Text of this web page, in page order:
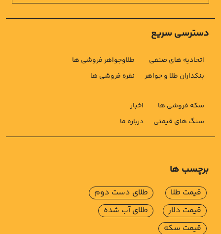
دسترسی سریع
اتحادیه های صنفی
بنکداران طلا و جواهر
طلاوجواهر فروشی ها
نقره فروشی ها
سکه فروشی ها
سنگ های قیمتی
اخبار
درباره ما
برچسب ها
قیمت طلا
قیمت دلار
قیمت سکه
طلای دست دوم
طلای آب شده